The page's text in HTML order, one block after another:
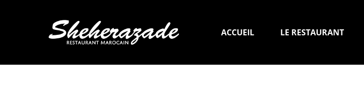
ACCUEIL LE RESTAURANT